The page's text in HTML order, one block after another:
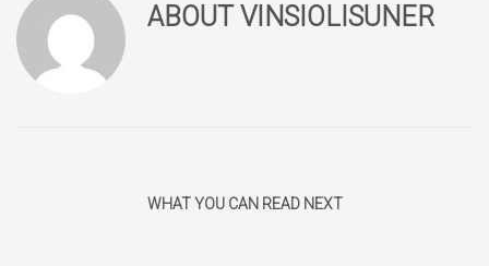
ABOUTVINSIOLISUNER
WHAT YOU CAN READ NEXT